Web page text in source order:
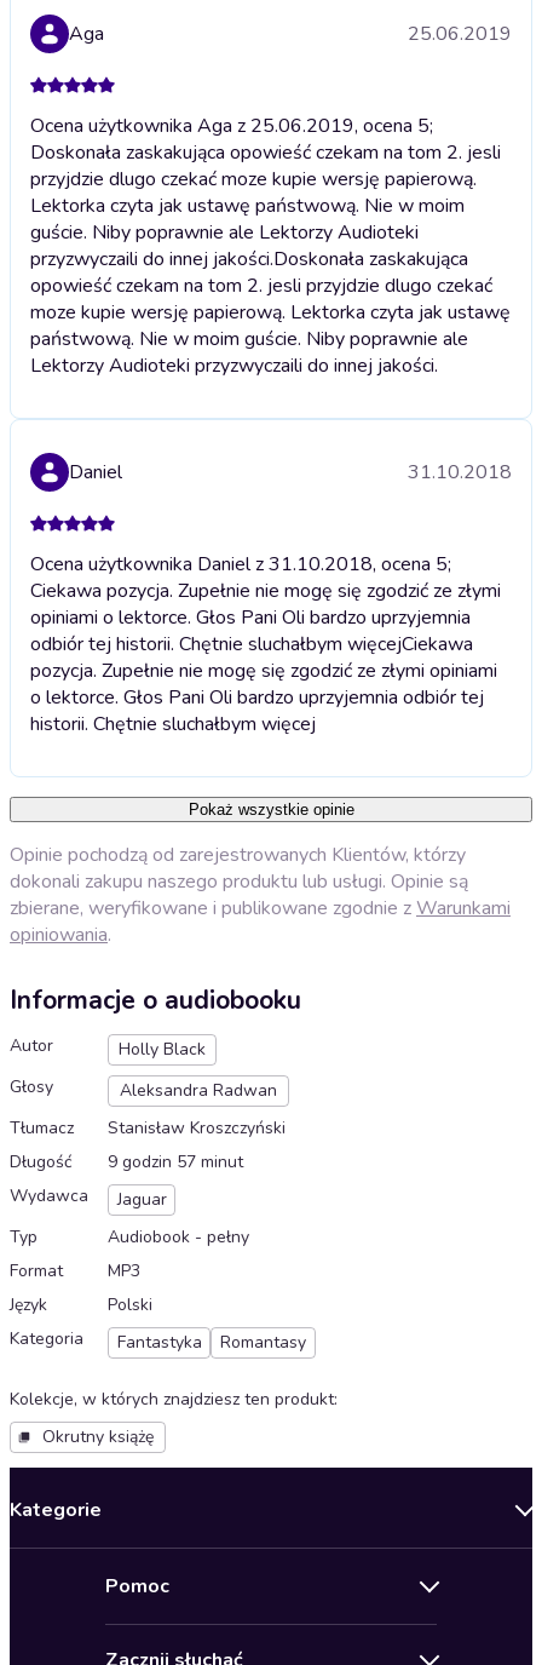
Aga 25.06.2019
Ocena użytkownika Aga z 25.06.2019, ocena 5;
Doskonała zaskakująca opowieść czekam na tom 2. jesli
przyjdzie dlugo czekać moze kupie wersję papierową.
Lektorka czyta jak ustawę państwową. Nie w moim
guście. Niby poprawnie ale Lektorzy Audioteki
przyzwyczaili do innej jakości.Doskonała zaskakująca
opowieść czekam na tom 2. jesli przyjdzie dlugo czekać
moze kupie wersję papierową. Lektorka czyta jak ustawę
państwową. Nie w moim guście. Niby poprawnie ale
Lektorzy Audioteki przyzwyczaili do innej jakości.
Daniel 31.10.2018
Ocena użytkownika Daniel z 31.10.2018, ocena 5;
Ciekawa pozycja. Zupełnie nie mogę się zgodzić ze złymi
opiniami o lektorce. Głos Pani Oli bardzo uprzyjemnia
odbiór tej historii. Chętnie sluchałbym więcejCiekawa
pozycja. Zupełnie nie mogę się zgodzić ze złymi opiniami
o lektorce. Głos Pani Oli bardzo uprzyjemnia odbiór tej
historii. Chętnie sluchałbym więcej
Pokaż wszystkie opinie
Opinie pochodzą od zarejestrowanych Klientów, którzy
dokonali zakupu naszego produktu lub usługi. Opinie są
zbierane, weryfikowane i publikowane zgodnie zWarunkami
opiniowania.
Informacje o audiobooku
Autor
Holly Black
Głosy
Aleksandra Radwan
Tłumacz
Stanisław Kroszczyński
Długość
9 godzin 57 minut
Wydawca
Jaguar
Typ
Audiobook - pełny
Format
MP3
Język
Polski
Kategoria
Fantastyka Romantasy
Kolekcje, w których znajdziesz ten produkt:
Okrutny książę
Kategorie
Pomoc